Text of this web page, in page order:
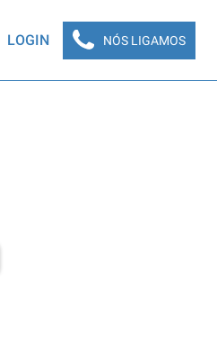
LOGIN NÓS LIGAMOS